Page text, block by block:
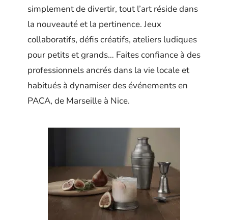
simplement de divertir, tout l’art réside dans
la nouveauté et la pertinence. Jeux
collaboratifs, défis créatifs, ateliers ludiques
pour petits et grands… Faites confiance à des
professionnels ancrés dans la vie locale et
habitués à dynamiser des événements en
PACA, de Marseille à Nice.